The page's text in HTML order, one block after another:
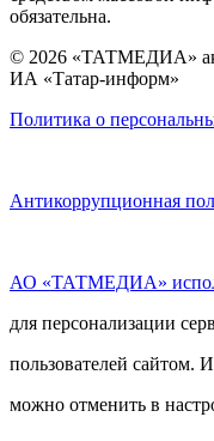
обязательна.
© 2026 «ТАТМЕДИА»
ИА «Татар-информ»
Политика о
Антикоррупционная
АО «ТАТМЕДИА»
для персонализации
пользователей сайтом.
можно отменить в